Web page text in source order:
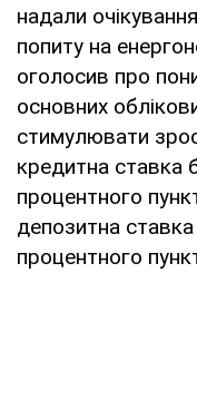
надали
попиту на
оголосив про
основних
стимулювати
кредитна ставка
процентного
депозитна
процентного